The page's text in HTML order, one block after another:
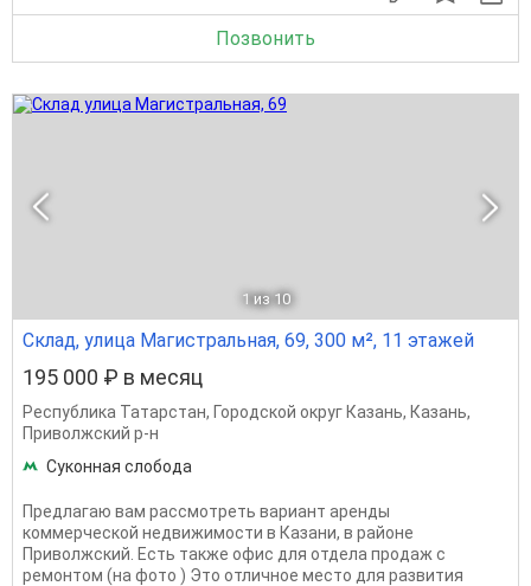
Позвонить
1 из 10
Склад, улица Магистральная, 69, 300 м², 11 этажей
195 000 ₽ в месяц
Республика Татарстан, Городской округ Казань, Казань,
Приволжский р-н
Суконная слобода
Предлагаю вам рассмотреть вариант аренды
коммерческой недвижимости в Казани, в районе
Приволжский. Есть также офис для отдела продаж с
ремонтом (на фото ) Это отличное место для развития